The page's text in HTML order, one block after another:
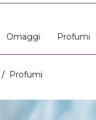
Omaggi Profumi
Profumi